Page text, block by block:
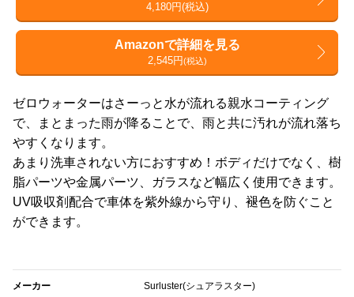
4,180円(税込)
Amazonで詳細を見る
2,545円(税込)
ゼロウォーターはさーっと水が流れる親水コーティング
で、まとまった雨が降ることで、雨と共に汚れが流れ落ち
やすくなります。
あまり洗車されない方におすすめ！ボディだけでなく、樹
脂パーツや金属パーツ、ガラスなど幅広く使用できます。
UV吸収剤配合で車体を紫外線から守り、褪色を防ぐこと
ができます。
メーカー Surluster(シュアラスター)